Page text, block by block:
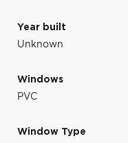
Year built
Unknown
Windows
PVC
Window Type